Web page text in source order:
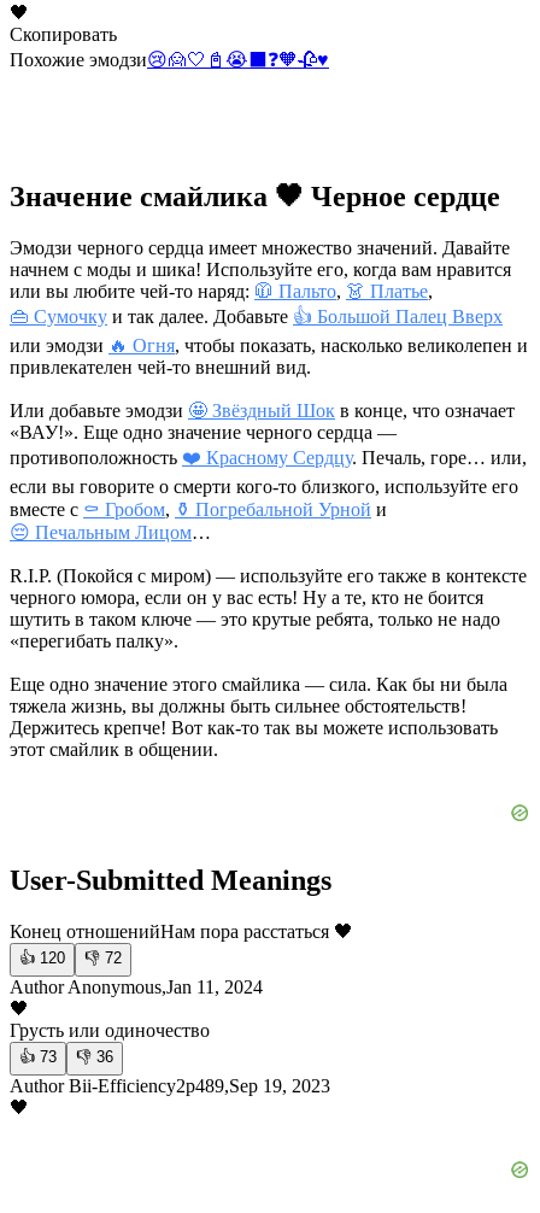
🖤
Скопировать
Похожие эмодзи😢🙍🤍 📓 😭 ❓🧡🥀♥️
Значение смайлика 🖤 Черное сердце
Эмодзи черного сердца имеет множество значений. Давайте
начнем с моды и шика! Используйте его, когда вам нравится
или вы любите чей-то наряд: 🧥 Пальто, 👗 Платье,
👜 Сумочку и так далее. Добавьте 👍 Большой Палец Вверх
или эмодзи 🔥 Огня, чтобы показать, насколько великолепен и
привлекателен чей-то внешний вид.
Или добавьте эмодзи 🤩 Звёздный Шок в конце, что означает
«ВАУ!». Еще одно значение черного сердца —
противоположность ❤️ Красному Сердцу. Печаль, горе… или,
если вы говорите о смерти кого-то близкого, используйте его
вместе с ⚰️ Гробом, ⚱️ Погребальной Урной и
😔 Печальным Лицом…
R.I.P. (Покойся с миром) — используйте его также в контексте
черного юмора, если он у вас есть! Ну а те, кто не боится
шутить в таком ключе — это крутые ребята, только не надо
«перегибать палку».
Еще одно значение этого смайлика — сила. Как бы ни была
тяжела жизнь, вы должны быть сильнее обстоятельств!
Держитесь крепче! Вот как-то так вы можете использовать
этот смайлик в общении.
User-Submitted Meanings
Конец отношенийНам пора расстаться 🖤
👍 120 👎 72
Author Anonymous,Jan 11, 2024
🖤
Грусть или одиночество
👍 73 👎 36
Author Bii-Efficiency2p489,Sep 19, 2023
🖤